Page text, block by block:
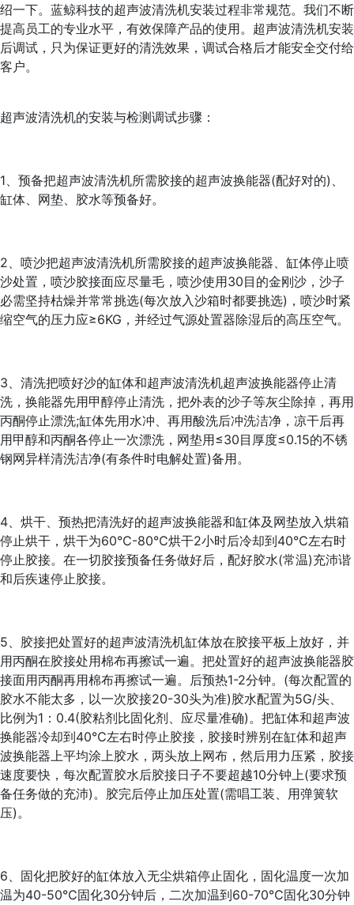
绍一下。蓝鲸科技的超声波清洗机安装过程非常规范。我们不断
提高员工的专业水平，有效保障产品的使用。超声波清洗机安装
后调试，只为保证更好的清洗效果，调试合格后才能安全交付给
客户。
超声波清洗机的安装与检测调试步骤：
1、预备把超声波清洗机所需胶接的超声波换能器(配好对的)、
缸体、网垫、胶水等预备好。
2、喷沙把超声波清洗机所需胶接的超声波换能器、缸体停止喷
沙处置，喷沙胶接面应尽量毛，喷沙使用30目的金刚沙，沙子
必需坚持枯燥并常常挑选(每次放入沙箱时都要挑选)，喷沙时紧
缩空气的压力应≥6KG，并经过气源处置器除湿后的高压空气。
3、清洗把喷好沙的缸体和超声波清洗机超声波换能器停止清
洗，换能器先用甲醇停止清洗，把外表的沙子等灰尘除掉，再用
丙酮停止漂洗;缸体先用水冲、再用酸洗后冲洗洁净，凉干后再
用甲醇和丙酮各停止一次漂洗，网垫用≤30目厚度≤0.15的不锈
钢网异样清洗洁净(有条件时电解处置)备用。
4、烘干、预热把清洗好的超声波换能器和缸体及网垫放入烘箱
停止烘干，烘干为60℃-80℃烘干2小时后冷却到40℃左右时
停止胶接。在一切胶接预备任务做好后，配好胶水(常温)充沛谐
和后疾速停止胶接。
5、胶接把处置好的超声波清洗机缸体放在胶接平板上放好，并
用丙酮在胶接处用棉布再擦试一遍。把处置好的超声波换能器胶
接面用丙酮再用棉布再擦试一遍。后预热1-2分钟。(每次配置的
胶水不能太多，以一次胶接20-30头为准)胶水配置为5G/头、
比例为1：0.4(胶粘剂比固化剂、应尽量准确)。把缸体和超声波
换能器冷却到40℃左右时停止胶接，胶接时辨别在缸体和超声
波换能器上平均涂上胶水，两头放上网布，然后用力压紧，胶接
速度要快，每次配置胶水后胶接日子不要超越10分钟上(要求预
备任务做的充沛)。胶完后停止加压处置(需唱工装、用弹簧软
压)。
6、固化把胶好的缸体放入无尘烘箱停止固化，固化温度一次加
温为40-50℃固化30分钟后，二次加温到60-70℃固化30分钟